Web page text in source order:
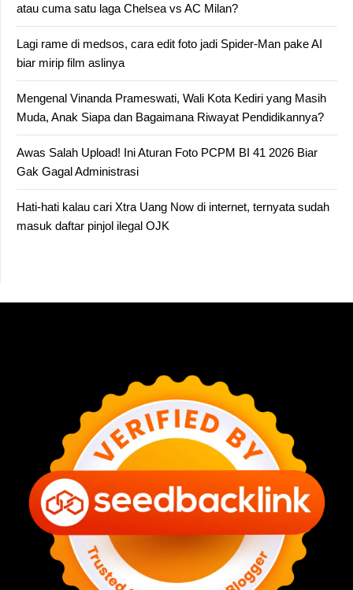
atau cuma satu laga Chelsea vs AC Milan?
Lagi rame di medsos, cara edit foto jadi Spider-Man pake AI
biar mirip film aslinya
Mengenal Vinanda Prameswati, Wali Kota Kediri yang Masih
Muda, Anak Siapa dan Bagaimana Riwayat Pendidikannya?
Awas Salah Upload! Ini Aturan Foto PCPM BI 41 2026 Biar
Gak Gagal Administrasi
Hati-hati kalau cari Xtra Uang Now di internet, ternyata sudah
masuk daftar pinjol ilegal OJK